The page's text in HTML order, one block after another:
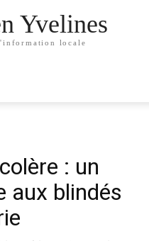
Yvelines
locale
: un
aux blindés